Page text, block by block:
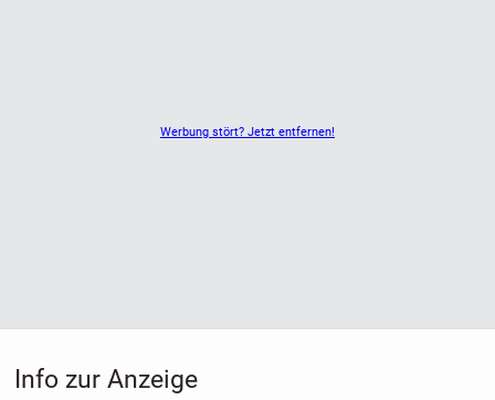
Werbung stört? Jetzt entfernen!
Info zur Anzeige